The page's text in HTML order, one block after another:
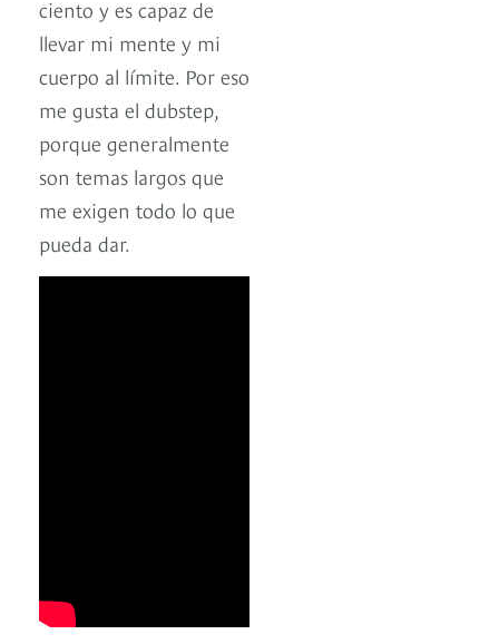
ciento y es capaz de
llevar mi mente y mi
cuerpo al límite. Por eso
me gusta el dubstep,
porque generalmente
son temas largos que
me exigen todo lo que
pueda dar.